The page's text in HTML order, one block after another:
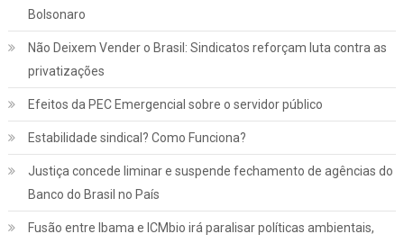
Bolsonaro
Não Deixem Vender o Brasil: Sindicatos reforçam luta contra as
privatizações
Efeitos da PEC Emergencial sobre o servidor público
Estabilidade sindical? Como Funciona?
Justiça concede liminar e suspende fechamento de agências do
Banco do Brasil no País
Fusão entre Ibama e ICMbio irá paralisar políticas ambientais,